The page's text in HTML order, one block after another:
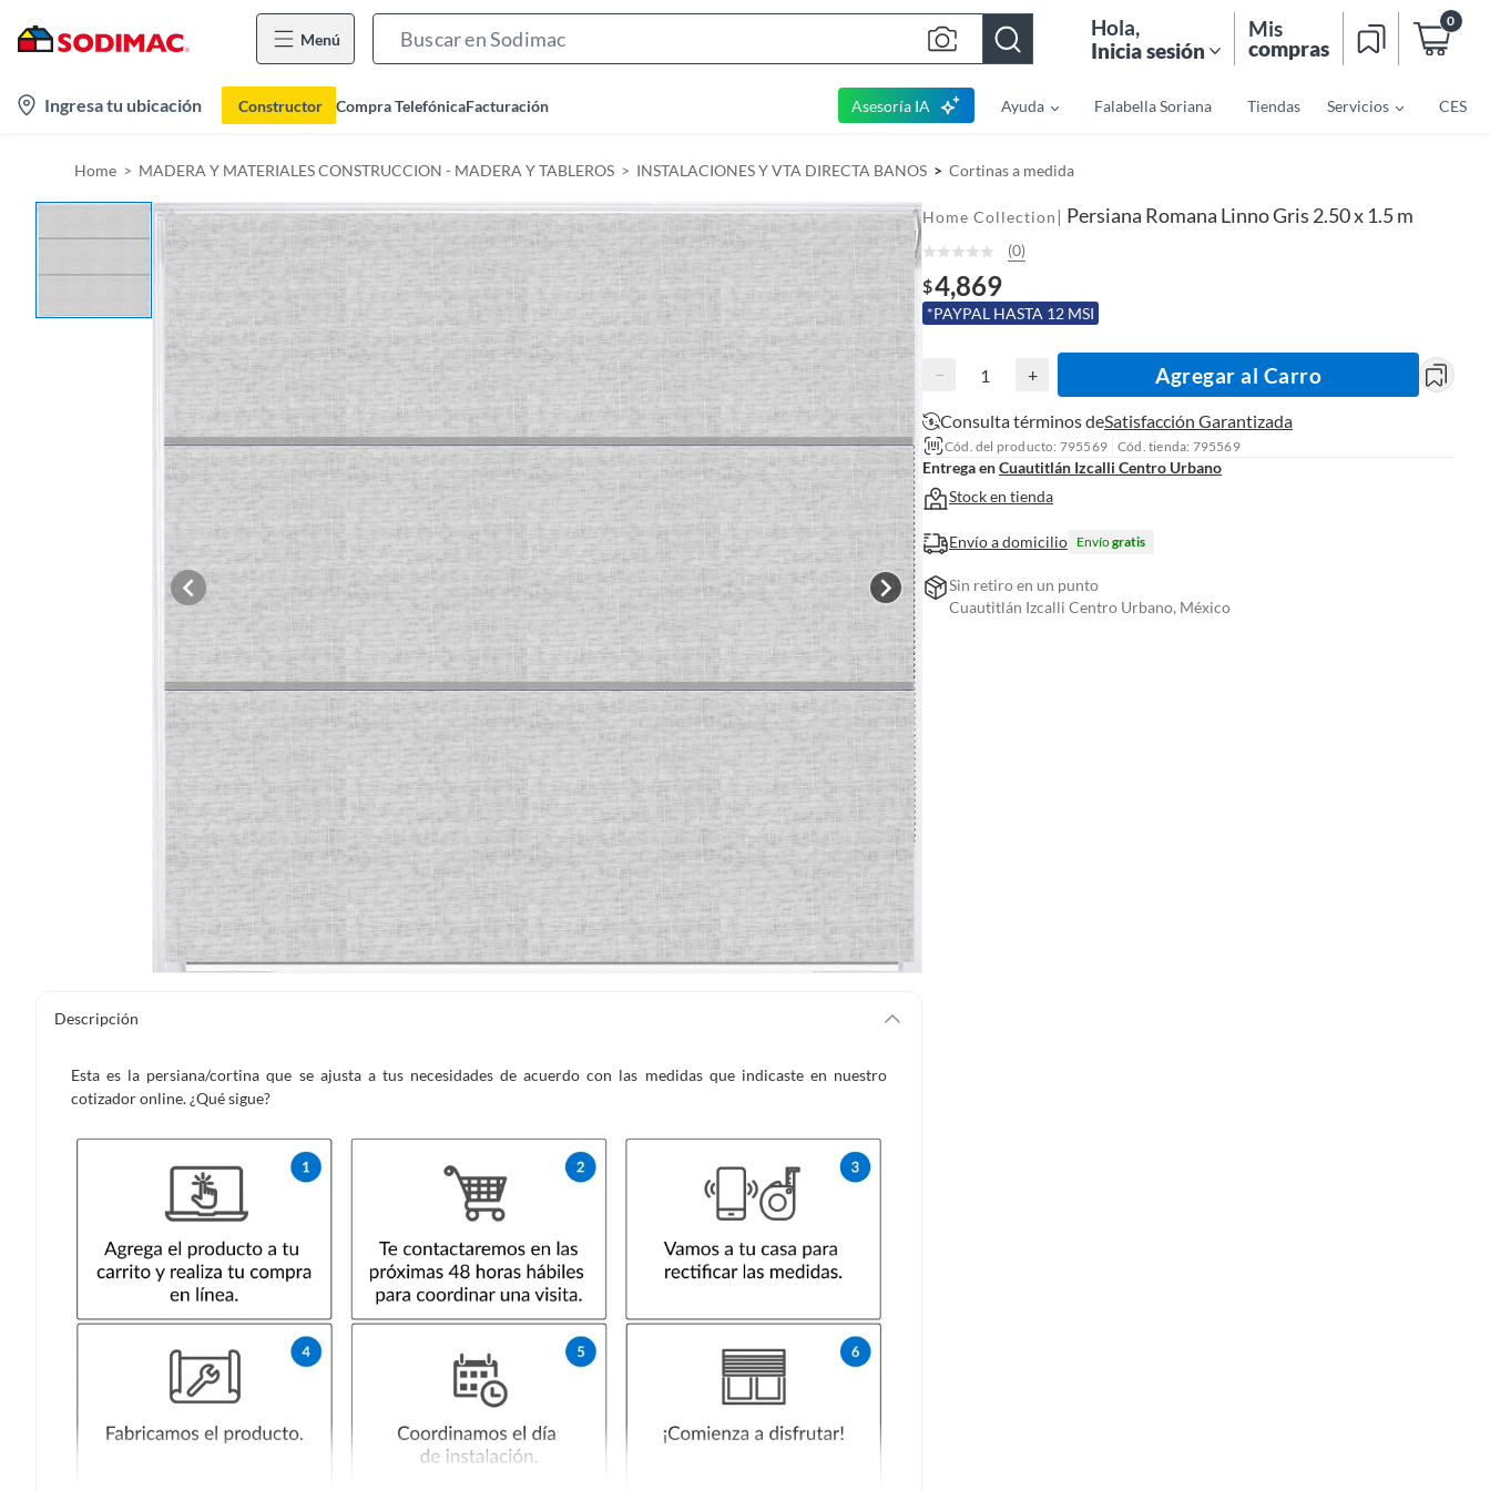
Menú
h
B
a
r
Hola,
Inicia sesión
Mis
compras
0
Ingresa tu ubicación Constructor Compra TelefónicaFacturación Asesoría IA Ayuda Falabella Soriana Tiendas Servicios CES
Home MADERA Y MATERIALES CONSTRUCCION - MADERA Y TABLEROS INSTALACIONES Y VTA DIRECTA BANOS Cortinas a medida
Descripción
Esta es la persiana/cortina que se ajusta a tus necesidades de acuerdo con las medidas que indicaste en nuestro
cotizador online. ¿Qué sigue?
Home Collection | Persiana Romana Linno Gris 2.50 x 1.5 m
(0)
$4,869
*PAYPAL HASTA 12 MSI
− + Agregar al Carro
Consulta términos deSatisfacción Garantizada
Cód. del producto: 795569 Cód. tienda: 795569
Entrega enCuautitlán Izcalli Centro Urbano
Stock en tienda
Envío a domicilio Envíogratis
Sin retiro en un punto
Cuautitlán Izcalli Centro Urbano, México